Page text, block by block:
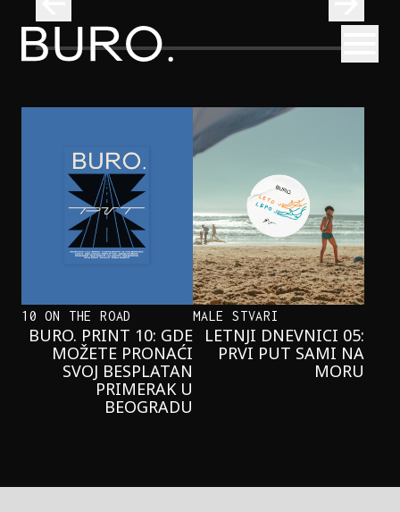
BURO.
NEOBIČNA PRIČA O BLIZNAKINJAMA
KOJE SU INSPIRISALE NOVI
HERCOGOV FILM
10 ON THE ROAD
BURO. PRINT 10: GDE
MOŽETE PRONAĆI
SVOJ BESPLATAN
PRIMERAK U
BEOGRADU
MALE STVARI
LETNJI DNEVNICI 05:
PRVI PUT SAMI NA
MORU